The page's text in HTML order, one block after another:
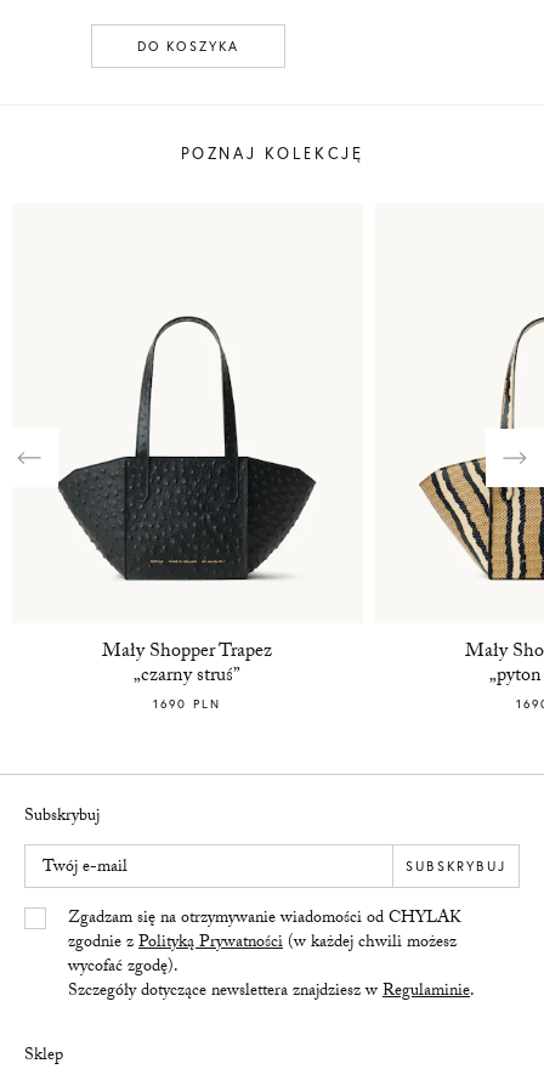
DO KOSZYKA
POZNAJ KOLEKCJĘ
Mały Shopper Trapez
„czarny struś”
1690 PLN
Mały
Previous
Sklep
Subskrybuj
Twój e-mail
Yes/TakZgadzam się na otrzymywanie wiadomości od CHYLAK
zgodnie zPolityką Prywatności(w każdej chwili możesz
wycofać zgodę).
Szczegóły dotyczące newslettera znajdziesz wRegulaminie.
SUBSKRYBUJ